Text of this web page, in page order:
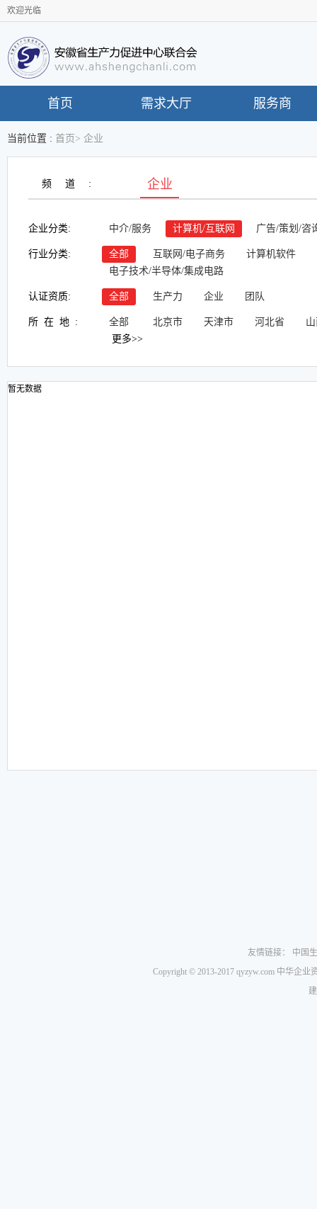
欢迎光临
首页 需求大厅 服务商
当前位置 : 首页 > 企业
频道: 企业
企业分类: 中介/服务 计算机/互联网 广告/策划/咨
行业分类: 全部 互联网/电子商务
计算机软件
电子技术/半导体/集成电路
认证资质: 全部 生产力 企业 团队
所在地: 全部 北京市 天津市 河北省
更多>>
暂无数据
友情链接：
中国
Copyright © 2013-2017 qyzyw.com 中华企业